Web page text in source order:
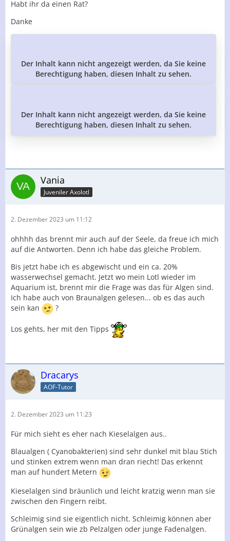
Habt ihr da einen Rat?
Danke
Der Inhalt kann nicht angezeigt werden, da Sie keine
Berechtigung haben, diesen Inhalt zu sehen.
Der Inhalt kann nicht angezeigt werden, da Sie keine
Berechtigung haben, diesen Inhalt zu sehen.
Vania
Juveniler Axolotl
2. Dezember 2023 um 11:12
ohhhh das brennt mir auch auf der Seele, da freue ich mich
auf die Antworten. Denn ich habe das gleiche Problem.
Bis jetzt habe ich es abgewischt und ein ca. 20%
wasserwechsel gemacht. Jetzt wo mein Lotl wieder im
Aquarium ist, brennt mir die Frage was das für Algen sind.
Ich habe auch von Braunalgen gelesen... ob es das auch
sein kan
?
Los gehts, her mit den Tipps
Dracarys
AOF-Tutor
2. Dezember 2023 um 11:23
Für mich sieht es eher nach Kieselalgen aus..
Blaualgen ( Cyanobakterien) sind sehr dunkel mit blau Stich
und stinken extrem wenn man dran riecht! Das erkennt
man auf hundert Metern
Kieselalgen sind bräunlich und leicht kratzig wenn man sie
zwischen den Fingern reibt.
Schleimig sind sie eigentlich nicht. Schleimig können aber
Grünalgen sein wie zb Pelzalgen oder junge Fadenalgen.